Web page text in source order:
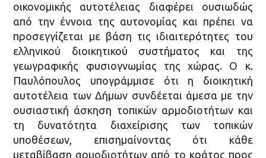
οικονομικής αυτοτέλειας διαφέρει ουσιωδώς
από την έννοια της αυτονομίας και πρέπει να
προσεγγίζεται με βάση τις ιδιαιτερότητες του
ελληνικού διοικητικού συστήματος και της
γεωγραφικής φυσιογνωμίας της χώρας. Ο κ.
Παυλόπουλος υπογράμμισε ότι η διοικητική
αυτοτέλεια των Δήμων συνδέεται άμεσα με την
ουσιαστική άσκηση τοπικών αρμοδιοτήτων και
τη δυνατότητα διαχείρισης των τοπικών
υποθέσεων, επισημαίνοντας ότι κάθε
μεταβίβαση αρμοδιοτήτων από το κράτος προς